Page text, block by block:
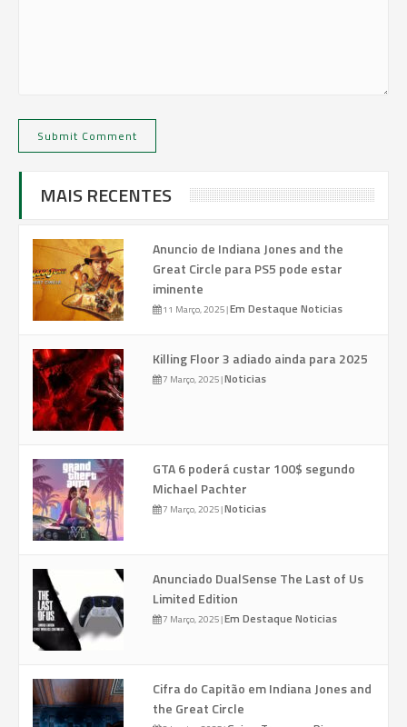
MAIS RECENTES
Anuncio de Indiana Jones and the
Great Circle para PS5 pode estar
iminente
11 Março, 2025|Em Destaque Noticias
Killing Floor 3 adiado ainda para 2025
7 Março, 2025|Noticias
GTA 6 poderá custar 100$ segundo
Michael Pachter
7 Março, 2025|Noticias
Anunciado DualSense The Last of Us
Limited Edition
7 Março, 2025|Em Destaque Noticias
Cifra do Capitão em Indiana Jones and
the Great Circle